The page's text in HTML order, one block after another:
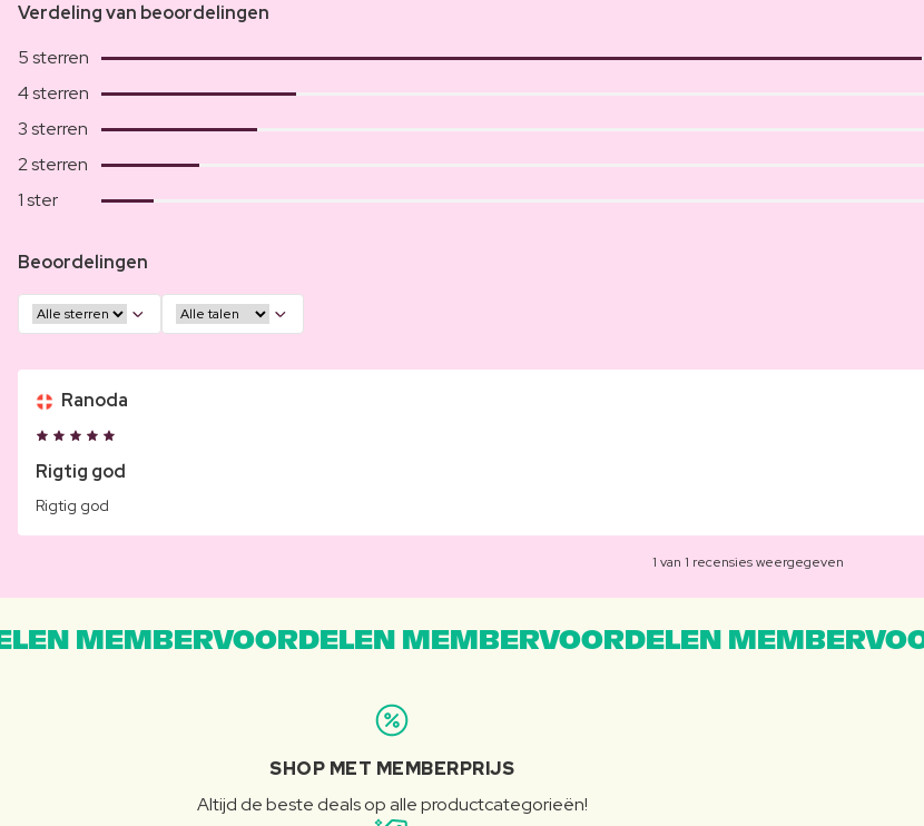
Verdeling van beoordelingen
5 sterren
4 sterren
3 sterren
2 sterren
1 ster
Beoordelingen
Ranoda
Rigtig god
Rigtig god
1 van 1 recensies weergegeven
MEMBERVOORDELEN MEMBERVOORDELEN
SHOP MET MEMBERPRIJS
Altijd de beste deals op alle productcategorieën!